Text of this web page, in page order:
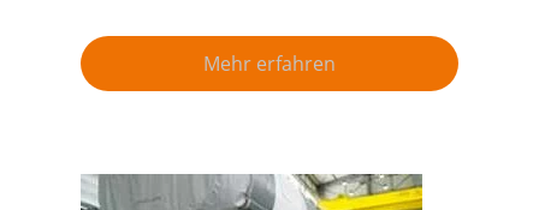
Mehr erfahren